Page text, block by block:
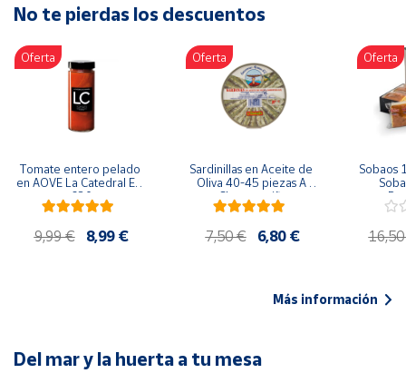
Artesanía
Oficina y
Papelería
Para Canarias,
Ceuta y Melilla
populares
Bono
Cultural
de Correos
Market
No te pierdas los descuentos
Oferta
Tomate entero pelado
en AOVE La Catedral ER-
630
9,99 € 8,99 €
Oferta
Sardinillas en Aceite de
Oliva 40-45 piezas A
Churrusquiña
7,50 € 6,80 €
Oferta
Sobaos
Más información
Del mar y la huerta a tu mesa